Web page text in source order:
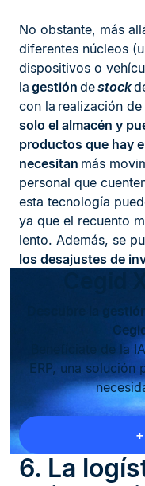
No obstante, más
diferentes núcleos
dispositivos o
la gestión destock
con la realización
solo el almacén y
productos que hay
necesitan más
personal que
esta tecnología
ya que el recuento
lento. Además, se
los desajustes de
Cegid
Descubre la
Benefíciate de la
ERP, una solución
6. La